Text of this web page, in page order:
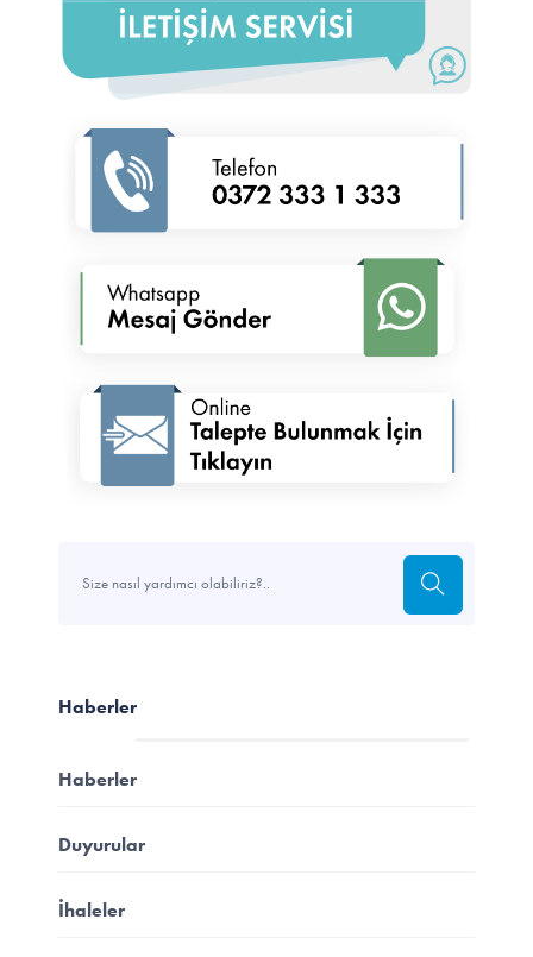
Haberler
Haberler
Duyurular
İhaleler